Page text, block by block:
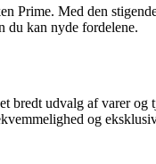
Prime. Med den
du kan nyde fordelene.
udvalg af varer
og